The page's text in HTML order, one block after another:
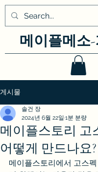
메이플메소
게시물
메이플스토리 고
어떻게 만드나요?
솔건 장
2024년 6월 22일 1분 분량
메이플스토리에서 고스